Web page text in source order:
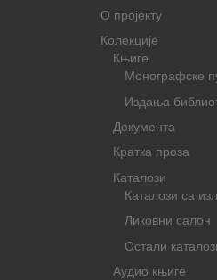
О пројекту
Колекције
Књиге
Монографске
Издања
Документа
Кратка проза
Каталози
Каталози са
Ликовни салон
Остали
Аудио књиге